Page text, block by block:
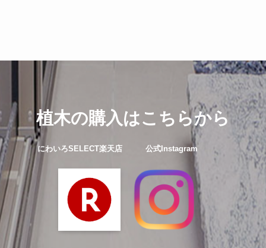
植木の購入はこちらから
にわいろSELECT楽天店 公式Instagram